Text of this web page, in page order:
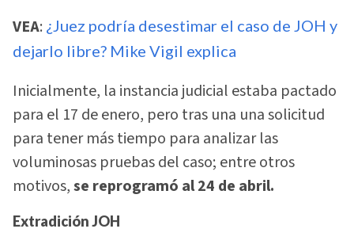
VEA: ¿Juez podría desestimar el caso de JOH y
dejarlo libre? Mike Vigil explica
Inicialmente, la instancia judicial estaba pactado
para el 17 de enero, pero tras una una solicitud
para tener más tiempo para analizar las
voluminosas pruebas del caso; entre otros
motivos,se reprogramó al 24 de abril.
Extradición JOH